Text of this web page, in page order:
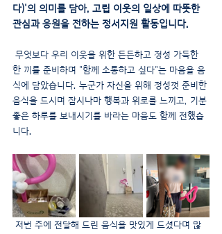
다)'의 의미를 담아, 고립 이웃의 일상에 따뜻한
관심과 응원을 전하는 정서지원 활동입니다.
한 끼를 준비하며 "함께 소통하고 싶다"는 마음을 음
식에 담았습니다. 누군가 자신을 위해 정성껏 준비한
음식을 드시며 잠시나마 행복과 위로를 느끼고, 기분
좋은 하루를 보내시기를 바라는 마음도 함께 전했습
니다.